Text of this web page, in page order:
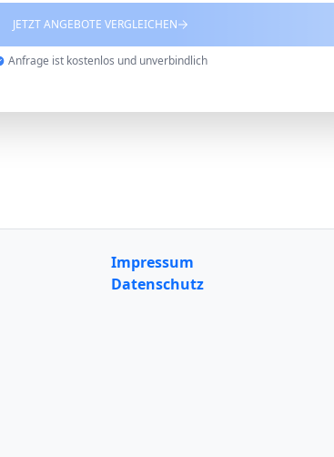
JETZT ANGEBOTE VERGLEICHEN
Anfrage ist kostenlos und unverbindlich
Impressum
Datenschutz